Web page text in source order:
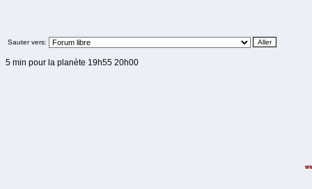
Sauter vers:
5 min pour la planète 19h55 20h00